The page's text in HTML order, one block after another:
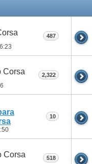
487
Corsa 2,322
10
Corsa 518